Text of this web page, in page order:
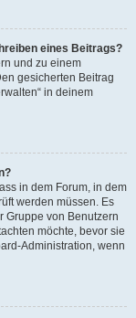
eines Beitrags?
und zu einem
gesicherten Beitrag
in deinem
in dem Forum, in dem
werden müssen. Es
Gruppe von Benutzern
möchte, bevor sie
Administration, wenn